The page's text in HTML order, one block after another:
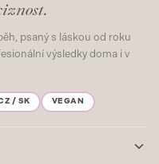
psaný s láskou od roku
výsledky doma i v
/ SK VEGAN